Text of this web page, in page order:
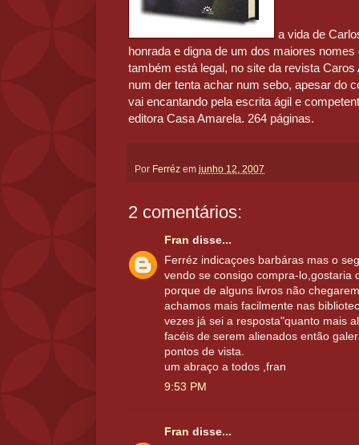
a vida de
honrada e digna de um dos maiores
também está legal, no site da revista
num der tenta achar num sebo, apesar do
vai encantando pela escrita ágil e
editora Casa Amarela. 264 páginas.
Por Ferréz em junho 12, 2007
2 comentários:
Fran disse...
Ferréz indicaçoes barbáras mas o
vendo se consigo compra-lo,gostaria
porque de alguns livros não
achamos mais facilmente nas
vezes já sei a resposta"quanto mais
facéis de serem alienados então
pontos de vista.
um abraço a todos ,fran
9:53 PM
Fran disse...